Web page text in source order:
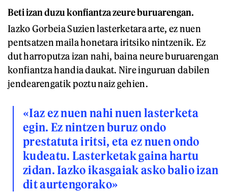
Beti izan duzu konfiantza zeure buruarengan.
Iazko Gorbeia Suzien lasterketara arte, ez nuen
pentsatzen maila honetara iritsiko nintzenik. Ez
dut harroputza izan nahi, baina neure buruarengan
konfiantza handia daukat. Nire inguruan dabilen
jendearengatik poztu naiz gehien.
«Iaz ez nuen nahi nuen lasterketa
egin. Ez nintzen buruz ondo
prestatuta iritsi, eta ez nuen ondo
kudeatu. Lasterketak gaina hartu
zidan. Iazko ikasgaiak asko balio izan
dit aurtengorako»